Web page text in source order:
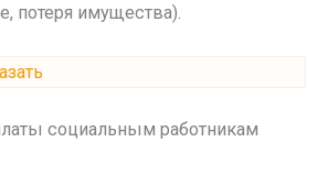
потеря имущества).
социальным работникам